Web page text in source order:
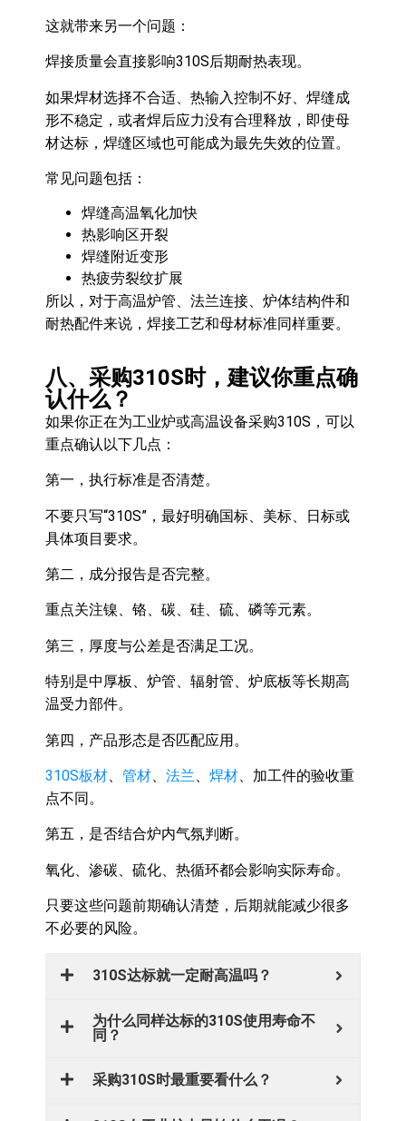
这就带来另一个问题：
焊接质量会直接影响310S后期耐热表现。
如果焊材选择不合适、热输入控制不好、焊缝成
形不稳定，或者焊后应力没有合理释放，即使母
材达标，焊缝区域也可能成为最先失效的位置。
常见问题包括：
焊缝高温氧化加快
热影响区开裂
焊缝附近变形
热疲劳裂纹扩展
所以，对于高温炉管、法兰连接、炉体结构件和
耐热配件来说，焊接工艺和母材标准同样重要。
八、采购310S时，建议你重点确
认什么？
如果你正在为工业炉或高温设备采购310S，可以
重点确认以下几点：
第一，执行标准是否清楚。
不要只写“310S”，最好明确国标、美标、日标或
具体项目要求。
第二，成分报告是否完整。
重点关注镍、铬、碳、硅、硫、磷等元素。
第三，厚度与公差是否满足工况。
特别是中厚板、炉管、辐射管、炉底板等长期高
温受力部件。
第四，产品形态是否匹配应用。
310S板材、 管材、 法兰、 焊材、加工件的验收重
点不同。
第五，是否结合炉内气氛判断。
氧化、渗碳、硫化、热循环都会影响实际寿命。
只要这些问题前期确认清楚，后期就能减少很多
不必要的风险。
310S达标就一定耐高温吗？
为什么同样达标的310S使用寿命不
同？
采购310S时最重要看什么？